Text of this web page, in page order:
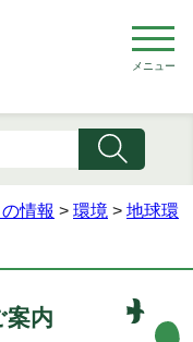
メニュー
情報 > 環境 > 地球環
案内